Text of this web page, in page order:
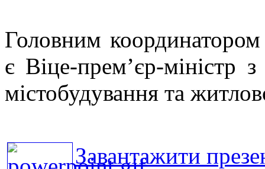
Головним координатором
є Віце-прем’єр-міністр
містобудування та
Завантажити